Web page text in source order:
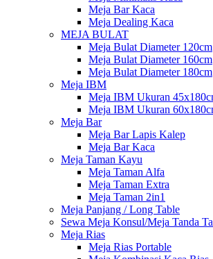
Meja Bar Kaca
Meja Dealing Kaca
MEJA BULAT
Meja Bulat Diameter 120cm
Meja Bulat Diameter 160cm
Meja Bulat Diameter 180cm
Meja IBM
Meja IBM Ukuran
Meja IBM Ukuran
Meja Bar
Meja Bar Lapis Kalep
Meja Bar Kaca
Meja Taman Kayu
Meja Taman Alfa
Meja Taman Extra
Meja Taman 2in1
Meja Panjang / Long Table
Sewa Meja Konsul/Meja Tanda
Meja Rias
Meja Rias Portable